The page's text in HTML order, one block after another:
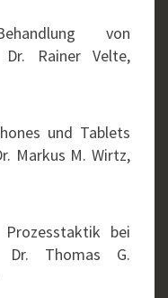
von
Dr. Rainer Velte,
und Tablets
Markus M. Wirtz,
bei
Dr. Thomas G.